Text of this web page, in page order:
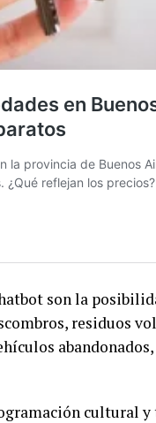
son la
residuos
cultural